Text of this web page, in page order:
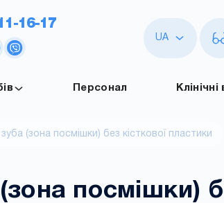
16-17
UA
Персонал
(зона посмішки) без кісткової пластики
посмішки)